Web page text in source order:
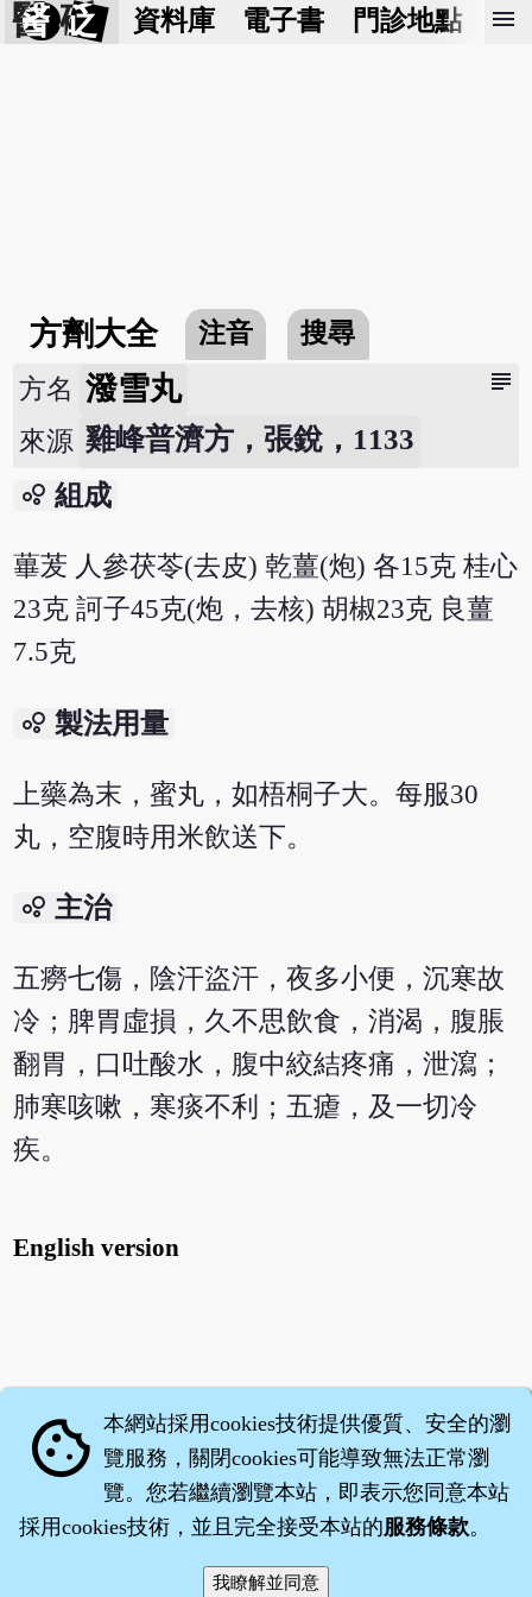
醫 砭 資料庫 電子書 門診地點 預
menu
方劑大全 注音 搜尋
subject
方名 潑雪丸
來源 雞峰普濟方，張銳，1133
bubble_chart 組成
蓽茇 人參茯苓(去皮) 乾薑(炮) 各15克 桂心
23克 訶子45克(炮，去核) 胡椒23克 良薑
7.5克
bubble_chart 製法用量
上藥為末，蜜丸，如梧桐子大。每服30
丸，空腹時用米飲送下。
bubble_chart 主治
五癆七傷，陰汗盜汗，夜多小便，沉寒故
冷；脾胃虛損，久不思飲食，消渴，腹脹
翻胃，口吐酸水，腹中絞結疼痛，泄瀉；
肺寒咳嗽，寒痰不利；五瘧，及一切冷
疾。
English version
‧沈藥子©2008～2026
cookie 本網站採用cookies技術提供優質、安全的瀏
覽服務，關閉cookies可能導致無法正常瀏
覽。您若繼續瀏覽本站，即表示您同意本站
採用cookies技術，並且完全接受本站的服務條款。